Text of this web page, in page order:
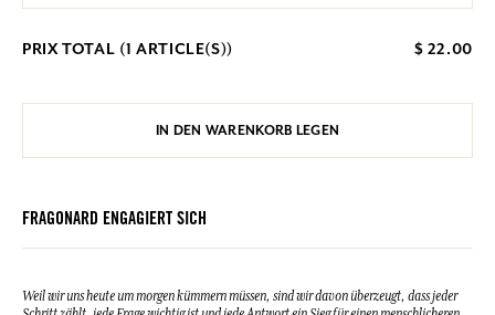
PRIX TOTAL (1 ARTICLE(S)) $ 22.00
IN DEN WARENKORB LEGEN
FRAGONARD ENGAGIERT SICH
Weil wir uns heute um morgen kümmern müssen, sind wir davon überzeugt, dass jeder